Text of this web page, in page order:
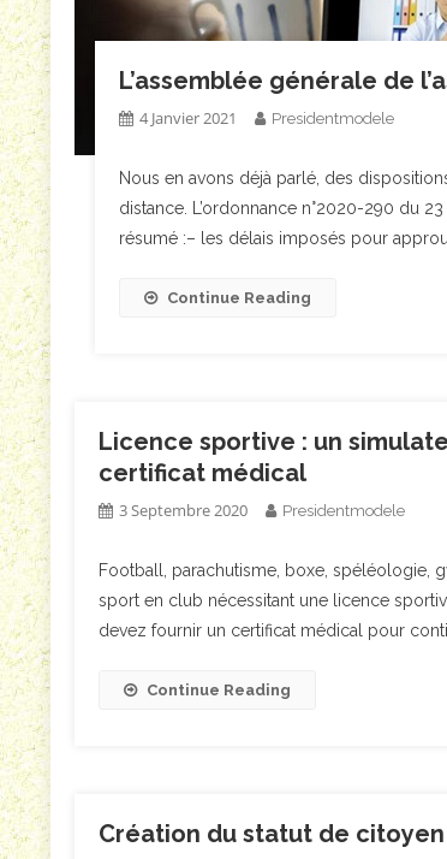
L’assemblée générale de
4 Janvier 2021 Presidentmodele
Nous en avons déjà parlé, des
distance. L’ordonnance n°2020-290 du
résumé :– les délais imposés pour
Continue Reading
Licence sportive : un
certificat médical
3 Septembre 2020 Presidentmodele
Football, parachutisme, boxe, spéléologie,
sport en club nécessitant une licence
devez fournir un certificat médical pour
Continue Reading
Création du statut de